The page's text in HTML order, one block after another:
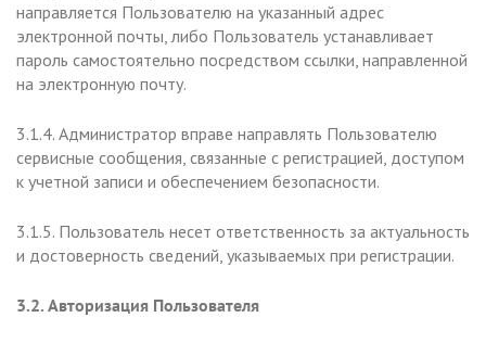
направляется Пользователю на указанный адрес
электронной почты, либо Пользователь устанавливает
пароль самостоятельно посредством ссылки, направленной
на электронную почту.
3.1.4. Администратор вправе направлять Пользователю
сервисные сообщения, связанные с регистрацией, доступом
к учетной записи и обеспечением безопасности.
3.1.5. Пользователь несет ответственность за актуальность
и достоверность сведений, указываемых при регистрации.
3.2. Авторизация Пользователя